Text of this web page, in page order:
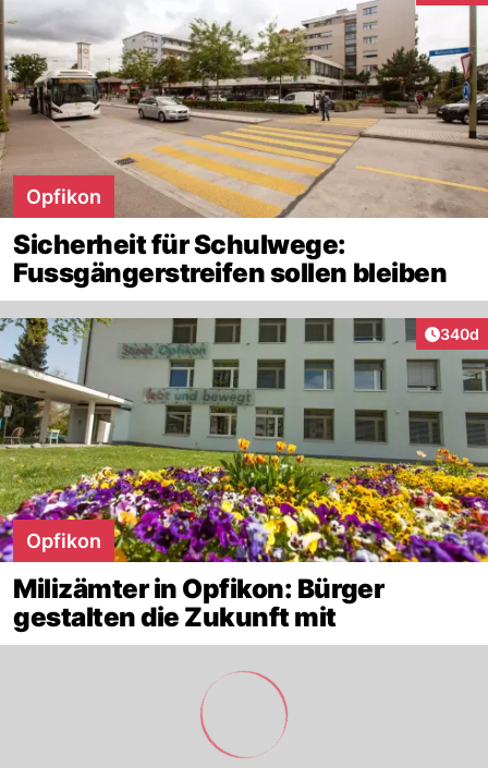
Opfikon
Sicherheit für Schulwege:
Fussgängerstreifen sollen bleiben
340d
Opfikon
Milizämter in Opfikon: Bürger
gestalten die Zukunft mit